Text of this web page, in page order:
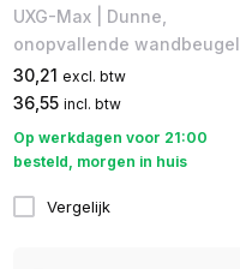
UXG-Max | Dunne,
onopvallende wandbeugel
30,21 excl. btw
36,55 incl. btw
Op werkdagen voor 21:00
besteld, morgen in huis
Vergelijk